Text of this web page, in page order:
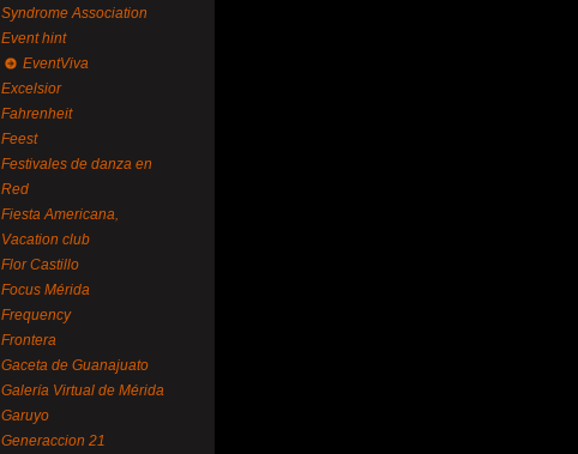
Syndrome Association
Event hint
EventViva
Excelsior
Fahrenheit
Feest
Festivales de danza en
Red
Fiesta Americana,
Vacation club
Flor Castillo
Focus Mérida
Frequency
Frontera
Gaceta de Guanajuato
Galería Virtual de Mérida
Garuyo
Generaccion 21